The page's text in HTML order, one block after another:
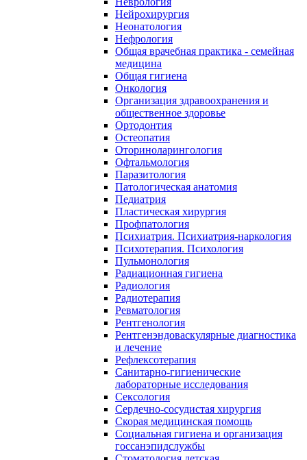
Нейрохирургия
Неонатология
Нефрология
Общая врачебная практика - семейная
медицина
Общая гигиена
Онкология
Организация здравоохранения и
общественное здоровье
Ортодонтия
Остеопатия
Оториноларингология
Офтальмология
Паразитология
Патологическая анатомия
Педиатрия
Пластическая хирургия
Профпатология
Психиатрия. Психиатрия-наркология
Психотерапия. Психология
Пульмонология
Радиационная гигиена
Радиология
Радиотерапия
Ревматология
Рентгенология
Рентгенэндоваскулярные диагностика
и лечение
Рефлексотерапия
Санитарно-гигиенические
лабораторные исследования
Сексология
Сердечно-сосудистая хирургия
Скорая медицинская помощь
Социальная гигиена и организация
госсанэпидслужбы